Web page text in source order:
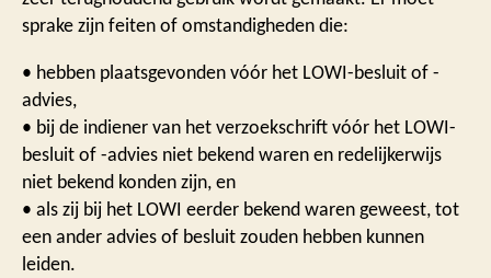
sprake zijn feiten of omstandigheden die:
• hebben plaatsgevonden vóór het LOWI-besluit of -
advies,
• bij de indiener van het verzoekschrift vóór het LOWI-
besluit of -advies niet bekend waren en redelijkerwijs
niet bekend konden zijn, en
• als zij bij het LOWI eerder bekend waren geweest, tot
een ander advies of besluit zouden hebben kunnen
leiden.